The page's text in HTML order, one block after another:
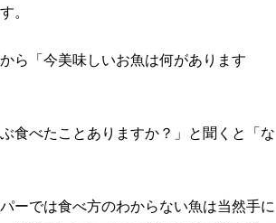
。
ら「今美味しいお魚は何があります
食べたことありますか？」と聞くと「な
ーでは食べ方のわからない魚は当然手に